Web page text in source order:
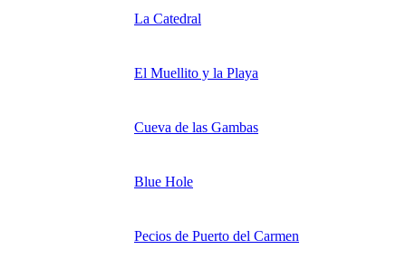
La Catedral
El Muellito y la Playa
Cueva de las Gambas
Blue Hole
Pecios de Puerto del Carmen